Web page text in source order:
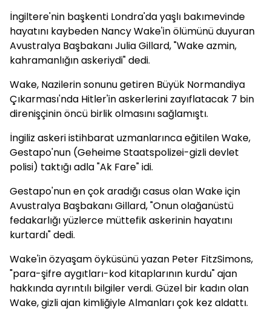
İngiltere'nin başkenti Londra'da yaşlı bakımevinde
hayatını kaybeden Nancy Wake'in ölümünü duyuran
Avustralya Başbakanı Julia Gillard, "Wake azmin,
kahramanlığın askeriydi" dedi.
Wake, Nazilerin sonunu getiren Büyük Normandiya
Çıkarması'nda Hitler'in askerlerini zayıflatacak 7 bin
direnişçinin öncü birlik olmasını sağlamıştı.
İngiliz askeri istihbarat uzmanlarınca eğitilen Wake,
Gestapo'nun (Geheime Staatspolizei-gizli devlet
polisi) taktığı adla "Ak Fare" idi.
Gestapo'nun en çok aradığı casus olan Wake için
Avustralya Başbakanı Gillard, "Onun olağanüstü
fedakarlığı yüzlerce müttefik askerinin hayatını
kurtardı" dedi.
Wake'in özyaşam öyküsünü yazan Peter FitzSimons,
"para-şifre aygıtları-kod kitaplarının kurdu" ajan
hakkında ayrıntılı bilgiler verdi. Güzel bir kadın olan
Wake, gizli ajan kimliğiyle Almanları çok kez aldattı.